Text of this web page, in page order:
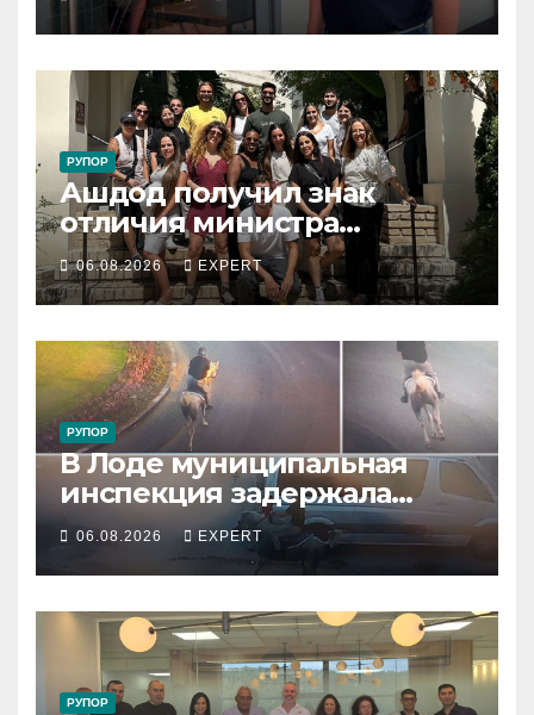
поддержать владельцев
РУПОР
Ашдод получил знак
отличия министра
обороны за поддержку
резервистов
06.08.2026 EXPERT
РУПОР
В Лоде муниципальная
инспекция задержала
подростка, устроившего
опасную скачку на лошади
по улицам города
06.08.2026 EXPERT
РУПОР